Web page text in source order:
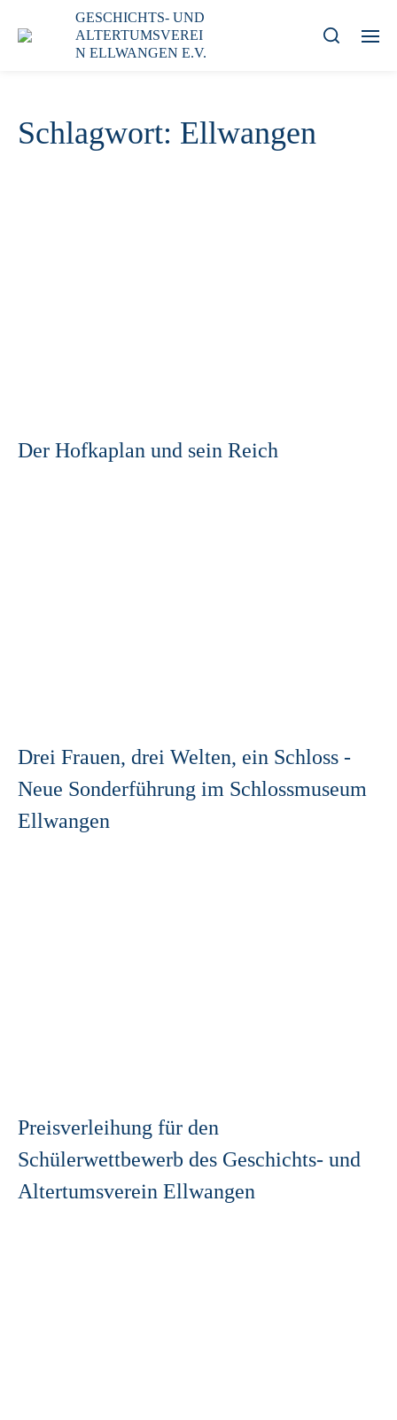
GESCHICHTS- UND
ALTERTUMSVEREI
N ELLWANGEN E.V.
Schlagwort: Ellwangen
Der Hofkaplan und sein Reich
Drei Frauen, drei Welten, ein Schloss -
Neue Sonderführung im Schlossmuseum
Ellwangen
Preisverleihung für den
Schülerwettbewerb des Geschichts- und
Altertumsverein Ellwangen